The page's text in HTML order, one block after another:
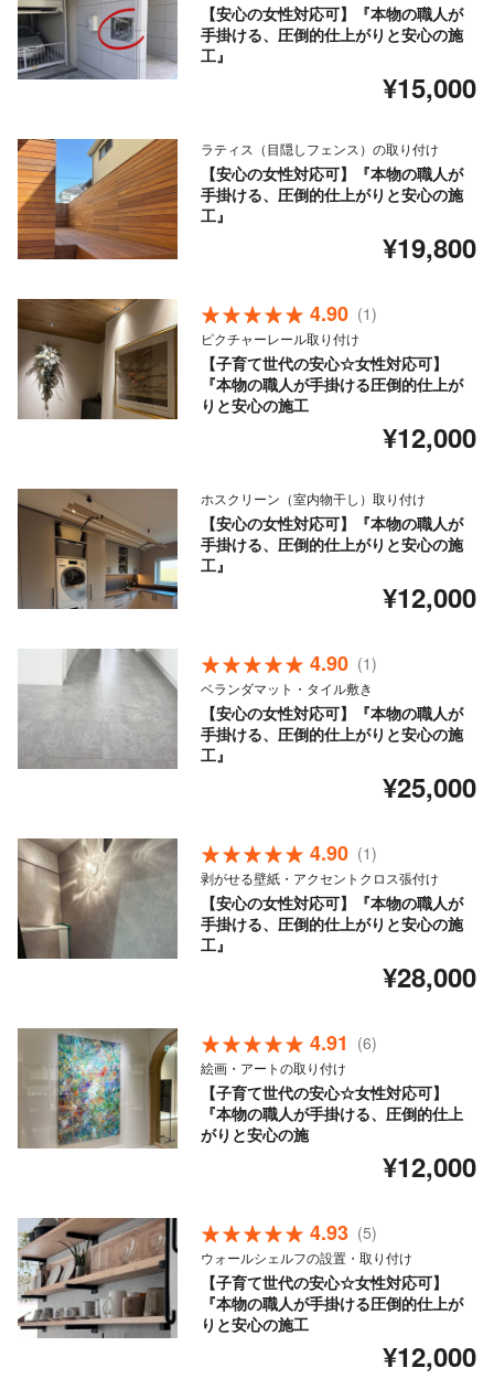
【安心の女性対応可】『本物の職人が
手掛ける、圧倒的仕上がりと安心の施
工』
¥15,000
ラティス（目隠しフェンス）の取り付け
【安心の女性対応可】『本物の職人が
手掛ける、圧倒的仕上がりと安心の施
工』
¥19,800
4.90 (1)
ピクチャーレール取り付け
【子育て世代の安心☆女性対応可】
『本物の職人が手掛ける圧倒的仕上が
りと安心の施工
¥12,000
ホスクリーン（室内物干し）取り付け
【安心の女性対応可】『本物の職人が
手掛ける、圧倒的仕上がりと安心の施
工』
¥12,000
4.90 (1)
ベランダマット・タイル敷き
【安心の女性対応可】『本物の職人が
手掛ける、圧倒的仕上がりと安心の施
工』
¥25,000
4.90 (1)
剥がせる壁紙・アクセントクロス張付け
【安心の女性対応可】『本物の職人が
手掛ける、圧倒的仕上がりと安心の施
工』
¥28,000
4.91 (6)
絵画・アートの取り付け
【子育て世代の安心☆女性対応可】
『本物の職人が手掛ける、圧倒的仕上
がりと安心の施
¥12,000
4.93 (5)
ウォールシェルフの設置・取り付け
【子育て世代の安心☆女性対応可】
『本物の職人が手掛ける圧倒的仕上が
りと安心の施工
¥12,000